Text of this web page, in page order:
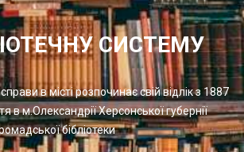
СИСТЕМУ
справи в місті розпочинає свій відлік з 1887
в м.Олександрії Херсонської губернії
бібліотеки